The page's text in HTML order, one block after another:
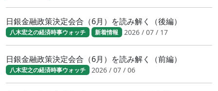
日銀金融政策決定会合（6月）を読み解く（後編）
八木宏之の経済時事ウォッチ 新着情報 2026 / 07 / 17
日銀金融政策決定会合（6月）を読み解く（前編）
八木宏之の経済時事ウォッチ 2026 / 07 / 06